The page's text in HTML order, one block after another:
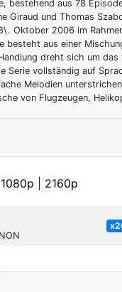
bestehend aus 78
Giraud und Thomas
Oktober 2006 im
besteht aus einer
dreht sich um
Serie vollständig auf
Melodien
von Flugzeugen,
1080p 2160p